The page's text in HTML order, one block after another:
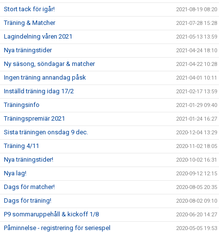
Stort tack för igår! 2021-08-19 08:20
Träning & Matcher 2021-07-28 15:28
Lagindelning våren 2021 2021-05-13 13:59
Nya träningstider 2021-04-24 18:10
Ny säsong, söndagar & matcher 2021-04-22 10:28
Ingen träning annandag påsk 2021-04-01 10:11
Inställd träning idag 17/2 2021-02-17 13:59
Träningsinfo 2021-01-29 09:40
Träningspremiär 2021 2021-01-24 16:27
Sista träningen onsdag 9 dec. 2020-12-04 13:29
Träning 4/11 2020-11-02 18:05
Nya träningstider! 2020-10-02 16:31
Nya lag! 2020-09-12 12:15
Dags för matcher! 2020-08-05 20:35
Dags för träning! 2020-08-02 09:10
P9 sommaruppehåll & kickoff 1/8 2020-06-20 14:27
Påminnelse - registrering för seriespel 2020-05-05 19:53